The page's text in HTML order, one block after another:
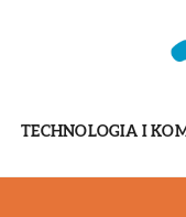
TECHNOLOGIA I